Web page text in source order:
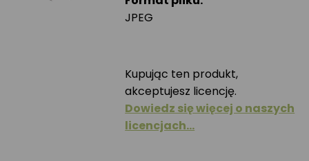
JPEG
Kupując ten produkt,
akceptujesz licencję.
Dowiedz się więcej o naszych
licencjach…